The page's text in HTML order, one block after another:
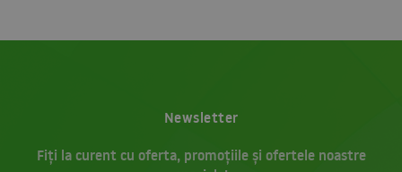
Newsletter
Fiți la curent cu oferta, promoțiile și ofertele noastre